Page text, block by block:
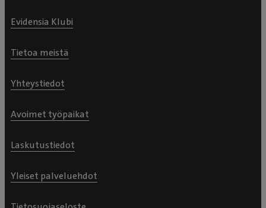
Evidensia Klubi
Tietoa meistä
Yhteystiedot
Avoimet työpaikat
Laskutustiedot
Yleiset palveluehdot